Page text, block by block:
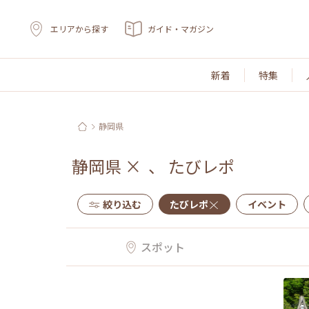
エリアから探す ガイド・マガジン
新着 特集
静岡県
静岡県 × 、 たびレポ
絞り込む たびレポ イベント
スポット